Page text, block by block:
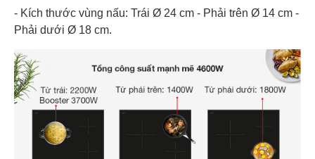
- Kích thước vùng nấu: Trái Ø 24 cm - Phải trên Ø 14 cm -
Phải dưới Ø 18 cm.